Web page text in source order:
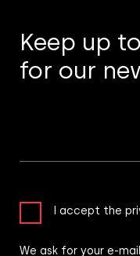
Keep up
for our
I accept the
We ask for your e-